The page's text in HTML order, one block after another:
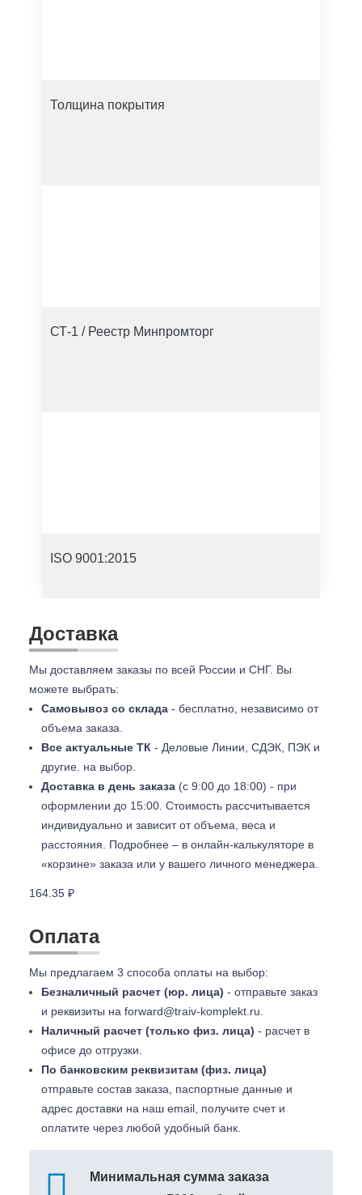
Толщина покрытия
СТ-1 / Реестр Минпромторг
ISO 9001:2015
Доставка
Мы доставляем заказы по всей России и СНГ. Вы
можете выбрать:
Самовывоз со склада - бесплатно, независимо от
объема заказа.
Все актуальные ТК - Деловые Линии, СДЭК, ПЭК и
другие. на выбор.
Доставка в день заказа (с 9:00 до 18:00) - при
оформлении до 15:00. Стоимость рассчитывается
индивидуально и зависит от объема, веса и
расстояния. Подробнее – в онлайн-калькуляторе в
«корзине» заказа или у вашего личного менеджера.
164.35 ₽
Оплата
Мы предлагаем 3 способа оплаты на выбор:
Безналичный расчет (юр. лица) - отправьте заказ
и реквизиты на forward@traiv-komplekt.ru
Наличный расчет (только физ. лица) - расчет в
офисе до отгрузки.
По банковским реквизитам (физ. лица)
отправьте состав заказа, паспортные данные и
адрес доставки на наш email, получите счет и
оплатите через любой удобный банк.
Минимальная сумма заказа